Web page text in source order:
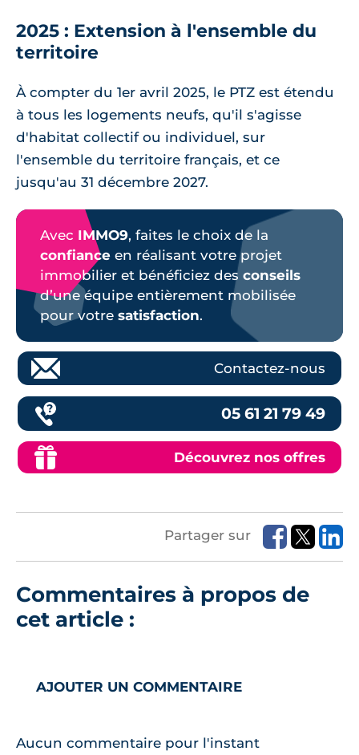
2025 : Extension à l'ensemble du
territoire
À compter du 1er avril 2025, le PTZ est étendu
à tous les logements neufs, qu'il s'agisse
d'habitat collectif ou individuel, sur
l'ensemble du territoire français, et ce
jusqu'au 31 décembre 2027.
Avec IMMO9, faites le choix de la
confiance en réalisant votre projet
immobilier et bénéficiez des conseils
d’une équipe entièrement mobilisée
pour votre satisfaction.
Contactez-nous
05 61 21 79 49
Découvrez nos offres
Partager sur
Commentaires à propos de
cet article :
AJOUTER UN COMMENTAIRE
Aucun commentaire pour l'instant